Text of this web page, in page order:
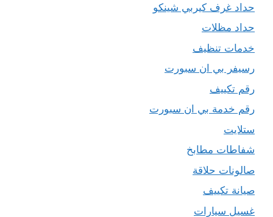
حداد غرف كيربي شينكو
حداد مظلات
خدمات تنظيف
رسيفر بي ان سبورت
رقم تكييف
رقم خدمة بي ان سبورت
ستلايت
شفاطات مطابخ
صالونات حلاقة
صيانة تكييف
غسيل سيارات